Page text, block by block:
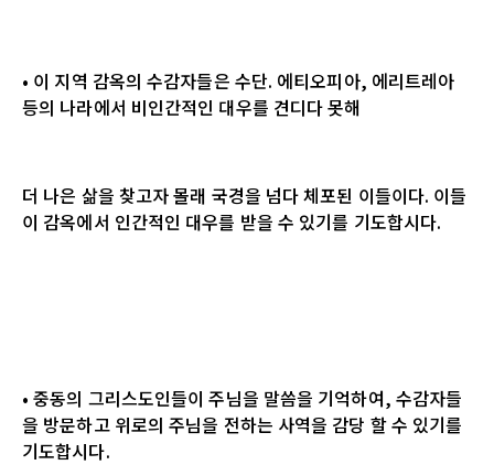
• 이 지역 감옥의 수감자들은 수단. 에티오피아, 에리트레아
등의 나라에서 비인간적인 대우를 견디다 못해
더 나은 삶을 찾고자 몰래 국경을 넘다 체포된 이들이다. 이들
이 감옥에서 인간적인 대우를 받을 수 있기를 기도합시다.
• 중동의 그리스도인들이 주님을 말씀을 기억하여, 수감자들
을 방문하고 위로의 주님을 전하는 사역을 감당 할 수 있기를
기도합시다.